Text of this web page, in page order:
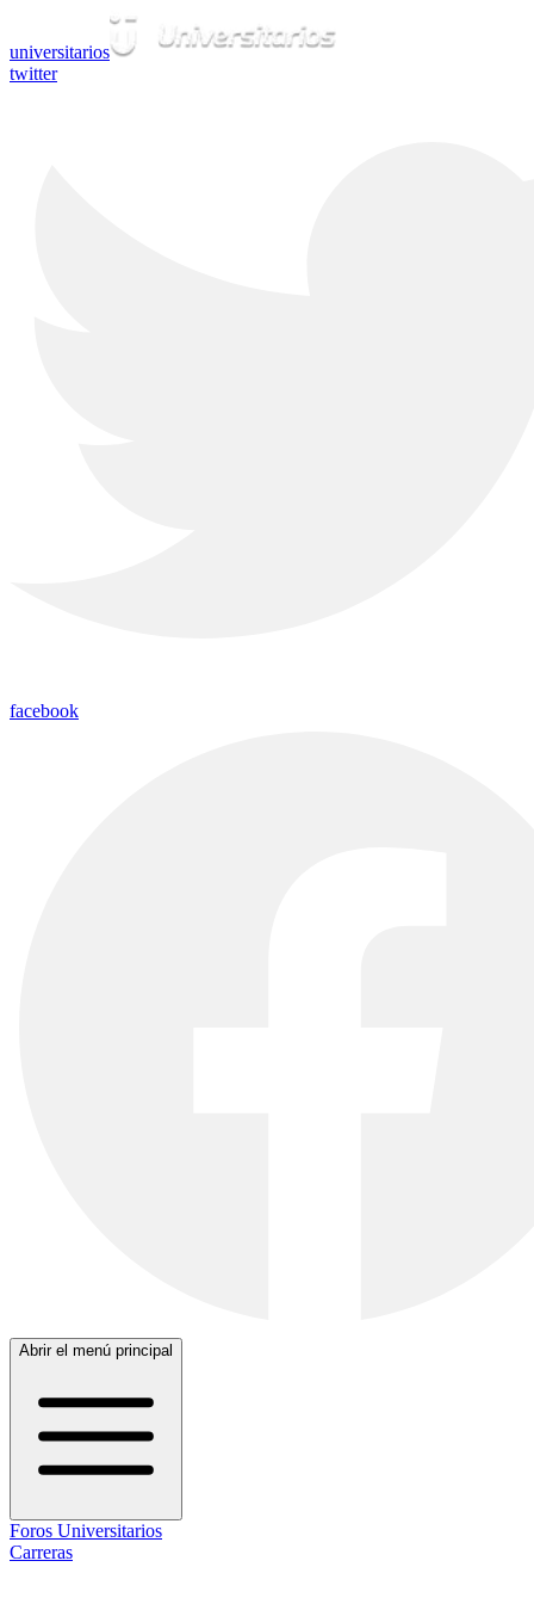
universitarios
twitter
facebook
Abrir el menú principal
Foros Universitarios
Carreras